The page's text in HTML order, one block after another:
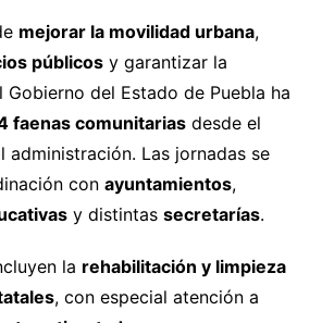
mejorar la movilidad urbana,
públicosy garantizar la
Gobierno del Estado de Puebla ha
faenas comunitariasdesde el
administración. Las jornadas se
con ayuntamientos,
y distintas secretarías.
la rehabilitación y limpieza
, con especial atención a